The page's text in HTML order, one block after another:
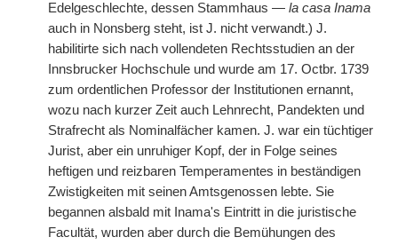
Edelgeschlechte, dessen Stammhaus — la casa Inama
auch in Nonsberg steht, ist J. nicht verwandt.) J.
habilitirte sich nach vollendeten Rechtsstudien an der
Innsbrucker Hochschule und wurde am 17. Octbr. 1739
zum ordentlichen Professor der Institutionen ernannt,
wozu nach kurzer Zeit auch Lehnrecht, Pandekten und
Strafrecht als Nominalfächer kamen. J. war ein tüchtiger
Jurist, aber ein unruhiger Kopf, der in Folge seines
heftigen und reizbaren Temperamentes in beständigen
Zwistigkeiten mit seinen Amtsgenossen lebte. Sie
begannen alsbald mit Inama's Eintritt in die juristische
Facultät, wurden aber durch die Bemühungen des